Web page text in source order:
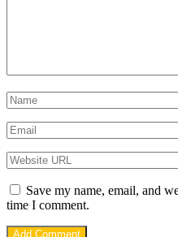
Save my name, email, and
time I comment.